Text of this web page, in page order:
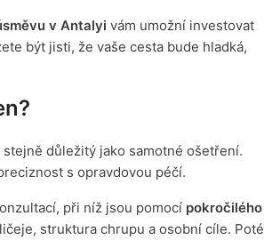
v Antalyi vám umožní investovat
být jisti, že vaše cesta bude hladká,
důležitý jako samotné ošetření.
s opravdovou péčí.
při níž jsou pomocí pokročilého
struktura chrupu a osobní cíle. Poté